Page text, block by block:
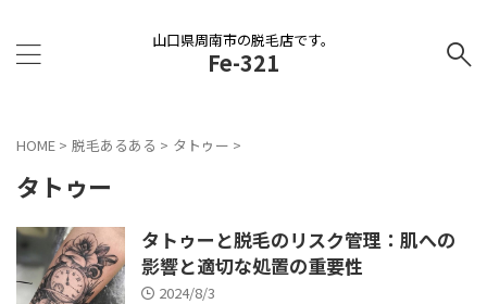
山口県周南市の脱毛店です。
Fe-321
HOME > 脱毛あるある > タトゥー >
タトゥー
タトゥーと脱毛のリスク管理：肌への
影響と適切な処置の重要性
2024/8/3